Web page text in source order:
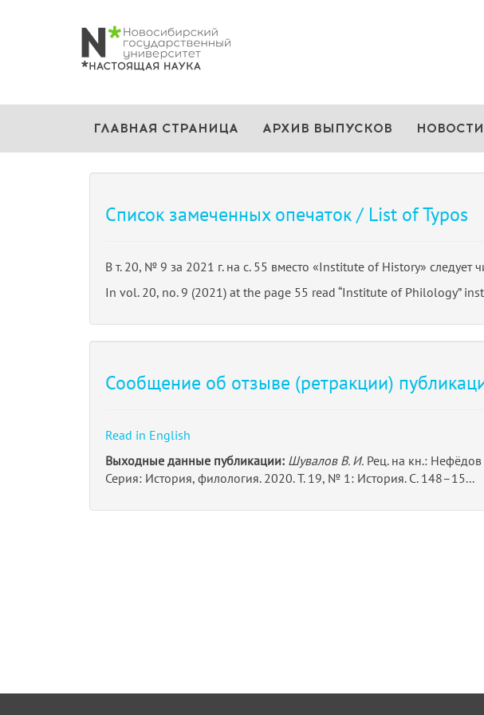
ГЛАВНАЯ СТРАНИЦА АРХИВ ВЫПУСКОВ НОВОСТИ
Список замеченных опечаток / List of Typos
В т. 20, № 9 за 2021 г. на с. 55 вместо «Institute of History» следует
In vol. 20, no. 9 (2021) at the page 55 read “Institute of Philology”
Сообщение об отзыве (ретракции)
Read in English
Выходные данные публикации: Шувалов В. И. Рец. на кн.: Нефёдов
Серия: История, филология. 2020. Т. 19, № 1: История. С. 148–15...